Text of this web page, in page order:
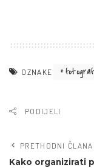
OZNAKE
PODIJELI
PRETHODNI
Kako organizirati